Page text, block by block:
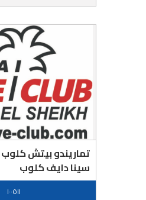
تماريندو بيتش كلوب
سينا دايف كلوب
١٠٠٥١١